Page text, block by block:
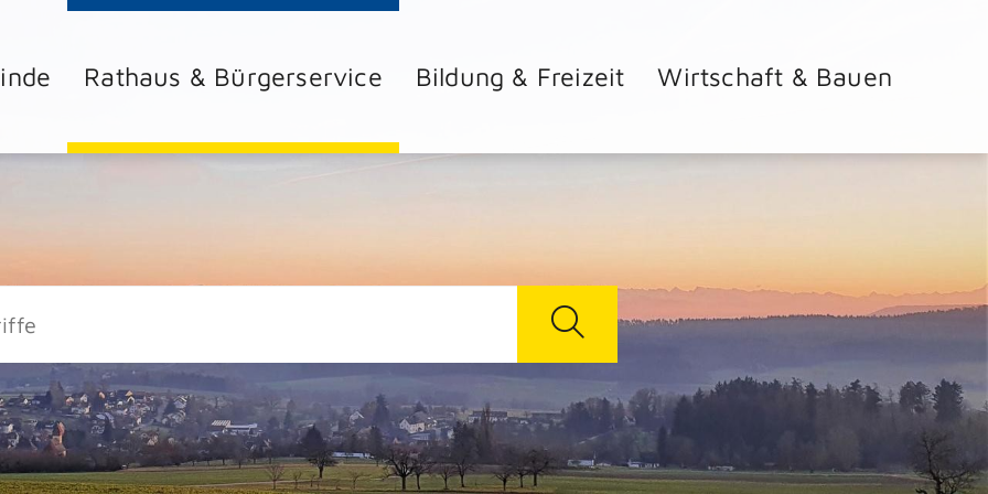
Rathaus & Bürgerservice Bildung & Freizeit Wirtschaft & Bauen